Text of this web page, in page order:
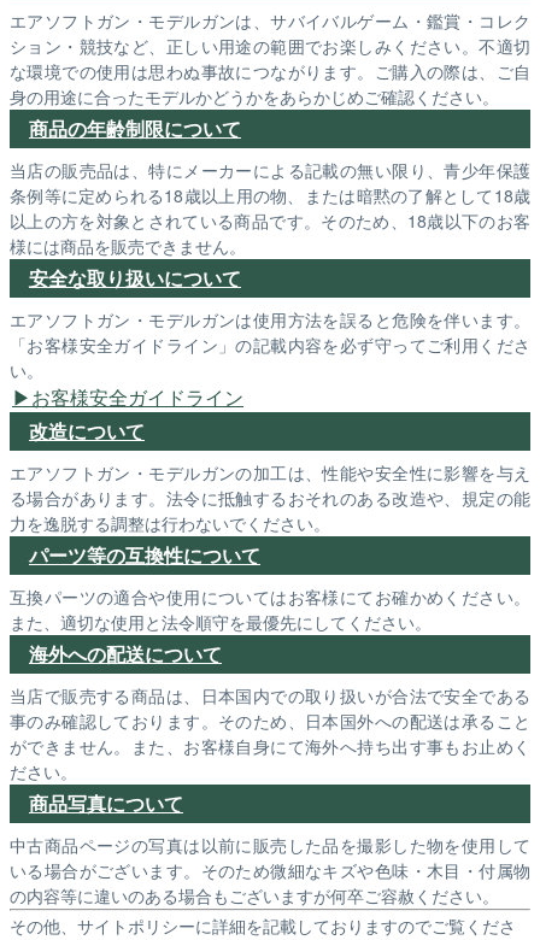
エアソフトガン・モデルガンは、サバイバルゲーム・鑑賞・コレク
ション・競技など、正しい用途の範囲でお楽しみください。不適切
な環境での使用は思わぬ事故につながります。ご購入の際は、ご自
身の用途に合ったモデルかどうかをあらかじめご確認ください。
商品の年齢制限について
当店の販売品は、特にメーカーによる記載の無い限り、青少年保護
条例等に定められる18歳以上用の物、または暗黙の了解として18歳
以上の方を対象とされている商品です。そのため、18歳以下のお客
様には商品を販売できません。
安全な取り扱いについて
エアソフトガン・モデルガンは使用方法を誤ると危険を伴います。
「お客様安全ガイドライン」の記載内容を必ず守ってご利用くださ
い。
お客様安全ガイドライン
改造について
エアソフトガン・モデルガンの加工は、性能や安全性に影響を与え
る場合があります。法令に抵触するおそれのある改造や、規定の能
力を逸脱する調整は行わないでください。
パーツ等の互換性について
互換パーツの適合や使用についてはお客様にてお確かめください。
また、適切な使用と法令順守を最優先にしてください。
海外への配送について
当店で販売する商品は、日本国内での取り扱いが合法で安全である
事のみ確認しております。そのため、日本国外への配送は承ること
ができません。また、お客様自身にて海外へ持ち出す事もお止めく
ださい。
商品写真について
中古商品ページの写真は以前に販売した品を撮影した物を使用して
いる場合がございます。そのため微細なキズや色味・木目・付属物
の内容等に違いのある場合もございますが何卒ご容赦ください。
その他、サイトポリシーに詳細を記載しておりますのでご覧くださ